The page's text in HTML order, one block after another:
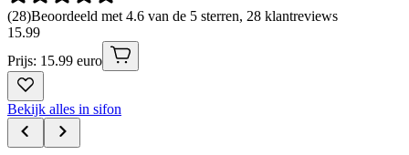
(28)Beoordeeld met 4.6 van de 5 sterren, 28 klantreviews
15.99
Prijs: 15.99 euro
Bekijk alles in sifon